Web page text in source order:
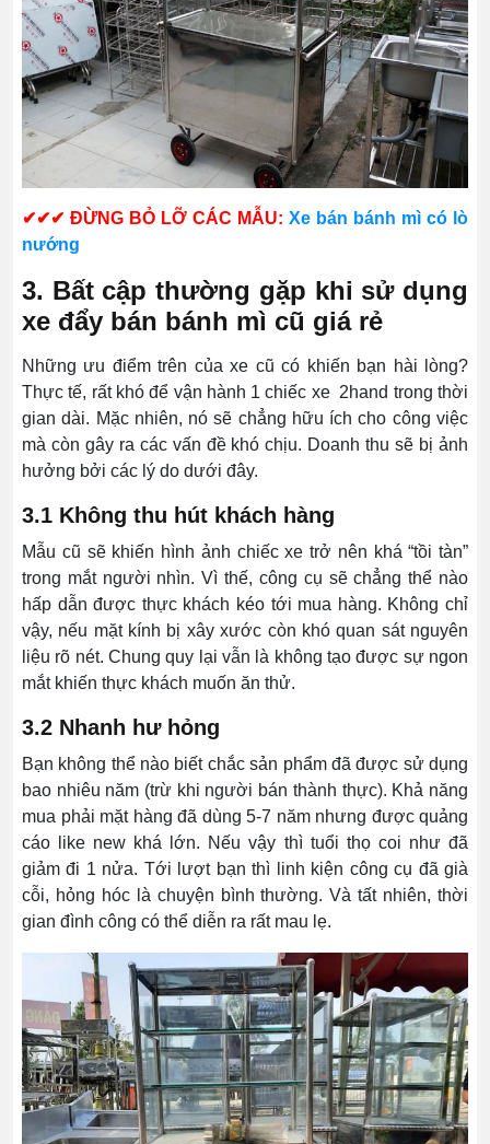
✔✔✔ ĐỪNG BỎ LỠ CÁC MẪU: Xe bán bánh mì có lò
nướng
3. Bất cập thường gặp khi sử dụng
xe đẩy bán bánh mì cũ giá rẻ
Những ưu điểm trên của xe cũ có khiến bạn hài lòng?
Thực tế, rất khó để vận hành 1 chiếc xe 2hand trong thời
gian dài. Mặc nhiên, nó sẽ chẳng hữu ích cho công việc
mà còn gây ra các vấn đề khó chịu. Doanh thu sẽ bị ảnh
hưởng bởi các lý do dưới đây.
3.1 Không thu hút khách hàng
Mẫu cũ sẽ khiến hình ảnh chiếc xe trở nên khá “tồi tàn”
trong mắt người nhìn. Vì thế, công cụ sẽ chẳng thể nào
hấp dẫn được thực khách kéo tới mua hàng. Không chỉ
vậy, nếu mặt kính bị xây xước còn khó quan sát nguyên
liệu rõ nét. Chung quy lại vẫn là không tạo được sự ngon
mắt khiến thực khách muốn ăn thử.
3.2 Nhanh hư hỏng
Bạn không thể nào biết chắc sản phẩm đã được sử dụng
bao nhiêu năm (trừ khi người bán thành thực). Khả năng
mua phải mặt hàng đã dùng 5-7 năm nhưng được quảng
cáo like new khá lớn. Nếu vậy thì tuổi thọ coi như đã
giảm đi 1 nửa. Tới lượt bạn thì linh kiện công cụ đã già
cỗi, hỏng hóc là chuyện bình thường. Và tất nhiên, thời
gian đình công có thể diễn ra rất mau lẹ.